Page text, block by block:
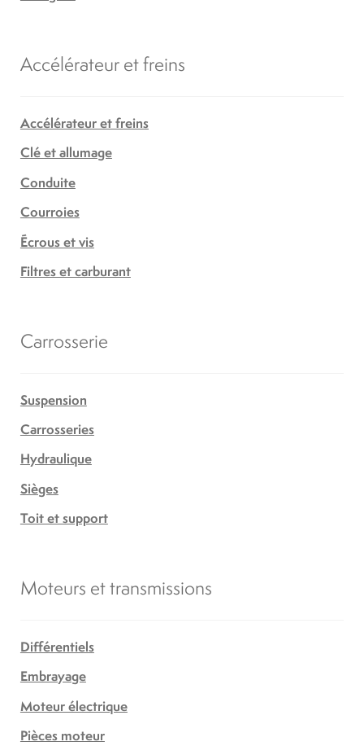
Accélérateur et freins
Accélérateur et freins
Clé et allumage
Conduite
Courroies
Écrous et vis
Filtres et carburant
Carrosserie
Suspension
Carrosseries
Hydraulique
Sièges
Toit et support
Moteurs et transmissions
Différentiels
Embrayage
Moteur électrique
Pièces moteur